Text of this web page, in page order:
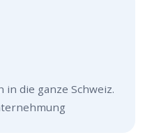
die ganze Schweiz.